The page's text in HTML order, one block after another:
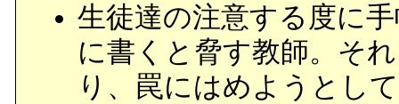
生徒達の注意する度に
に書くと脅す教師。そ
り、罠にはめようとし